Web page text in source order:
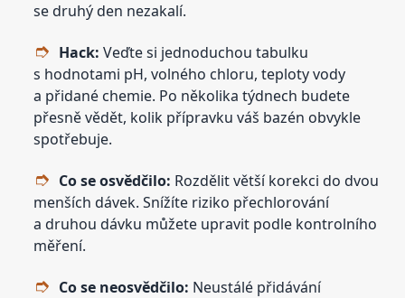
se druhý den nezakalí.
Hack: Veďte si jednoduchou tabulku
s hodnotami pH, volného chloru, teploty vody
a přidané chemie. Po několika týdnech budete
přesně vědět, kolik přípravku váš bazén obvykle
spotřebuje.
Co se osvědčilo: Rozdělit větší korekci do dvou
menších dávek. Snížíte riziko přechlorování
a druhou dávku můžete upravit podle kontrolního
měření.
Co se neosvědčilo: Neustálé přidávání